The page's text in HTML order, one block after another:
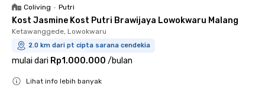
Coliving • Putri
Kost Jasmine Kost Putri Brawijaya Lowokwaru Malang
Ketawanggede, Lowokwaru
2.0 km dari pt cipta sarana cendekia
mulai dari Rp1.000.000 /bulan
Lihat info lebih banyak